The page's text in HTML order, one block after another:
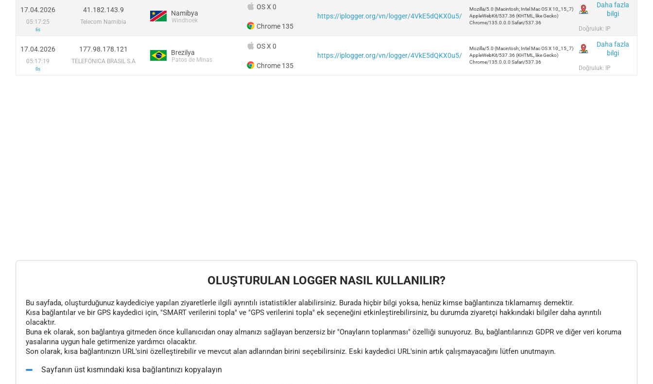
17.04.2026
05:17:25
6s
41.182.143.9
Telecom Namibia
Namibya
Windhoek
OS X 0
Chrome 135
https://iplogger.org/vn/logger/4VkE5dQKX0u5/
Mozilla/5.0 (Macintosh; Intel Mac OS X 10_15_7)
AppleWebKit/537.36 (KHTML, like Gecko)
Chrome/135.0.0.0 Safari/537.36
Daha fazla
bilgi
Doğruluk: IP
17.04.2026
05:17:19
0s
177.98.178.121
TELEFÔNICA BRASIL S.A
Brezilya
Patos de Minas
OS X 0
Chrome 135
https://iplogger.org/vn/logger/4VkE5dQKX0u5/
Mozilla/5.0 (Macintosh; Intel Mac OS X 10_15_7)
AppleWebKit/537.36 (KHTML, like Gecko)
Chrome/135.0.0.0 Safari/537.36
Daha fazla
bilgi
Doğruluk: IP
OLUŞTURULAN LOGGER NASIL KULLANILIR?
Bu sayfada, oluşturduğunuz kaydediciye yapılan ziyaretlerle ilgili ayrıntılı istatistikler alabilirsiniz. Burada hiçbir bilgi yoksa, henüz kimse bağlantınıza tıklamamış demektir.
Kısa bağlantılar ve bir GPS kaydedici için, "SMART verilerini topla" ve "GPS verilerini topla" ek seçeneğini etkinleştirebilirsiniz, bu durumda ziyaretçi hakkındaki bilgiler daha ayrıntılı
olacaktır.
Buna ek olarak, son bağlantıya gitmeden önce kullanıcıdan onay almanızı sağlayan benzersiz bir "Onayların toplanması" özelliği sunuyoruz. Bu, bağlantılarınızı GDPR ve diğer veri koruma
yasalarına uygun hale getirmenize yardımcı olacaktır.
Son olarak, kısa bağlantınızın URL'sini özelleştirebilir ve mevcut alan adlarından birini seçebilirsiniz. Eski kaydedici URL'sinin artık çalışmayacağını lütfen unutmayın.
Sayfanın üst kısmındaki kısa bağlantınızı kopyalayın